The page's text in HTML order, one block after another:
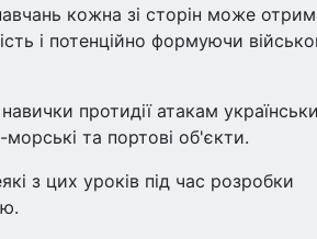
кожна зі сторін може
і потенційно формуючи
протидії атакам
морські та портові об'єкти.
з цих уроків під час розробки